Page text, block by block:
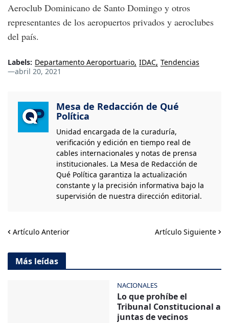
Aeroclub Dominicano de Santo Domingo y otros
representantes de los aeropuertos privados y aeroclubes
del país.
Labels: Departamento Aeroportuario IDAC Tendencias
—abril 20, 2021
Mesa de Redacción de Qué
Política
Unidad encargada de la curaduría,
verificación y edición en tiempo real de
cables internacionales y notas de prensa
institucionales. La Mesa de Redacción de
Qué Política garantiza la actualización
constante y la precisión informativa bajo la
supervisión de nuestra dirección editorial.
Artículo Anterior Artículo Siguiente
Más leídas
NACIONALES
Lo que prohíbe el
Tribunal Constitucional a
juntas de vecinos